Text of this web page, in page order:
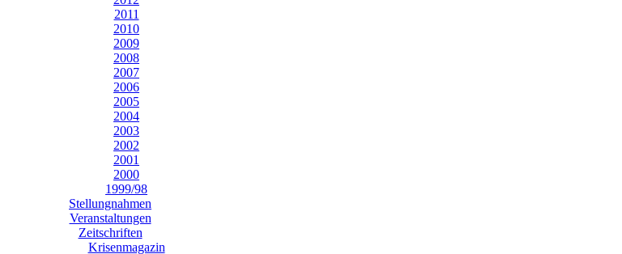
2011
2010
2009
2008
2007
2006
2005
2004
2003
2002
2001
2000
1999/98
Stellungnahmen
Veranstaltungen
Zeitschriften
Krisenmagazin